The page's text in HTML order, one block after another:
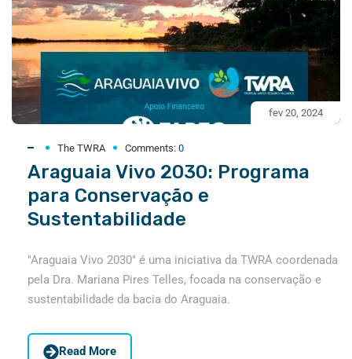
fev 20, 2024
The TWRA Comments: 0
Araguaia Vivo 2030: Programa
para Conservação e
Sustentabilidade
"Araguaia Vivo 2030" é uma iniciativa da TWRA coordenada
pela Dra. Mariana Pires Telles, focada na conservação e
sustentabilidade da bacia do Araguaia.
Read More